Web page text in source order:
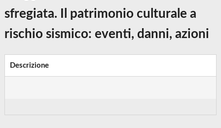
sfregiata. Il patrimonio culturale a
rischio sismico: eventi, danni, azioni
Descrizione